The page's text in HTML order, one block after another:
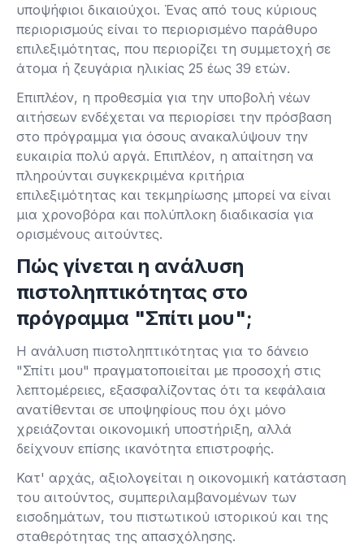
υποψήφιοι δικαιούχοι. Ένας από τους κύριους
περιορισμούς είναι το περιορισμένο παράθυρο
επιλεξιμότητας, που περιορίζει τη συμμετοχή σε
άτομα ή ζευγάρια ηλικίας 25 έως 39 ετών.
Επιπλέον, η προθεσμία για την υποβολή νέων
αιτήσεων ενδέχεται να περιορίσει την πρόσβαση
στο πρόγραμμα για όσους ανακαλύψουν την
ευκαιρία πολύ αργά. Επιπλέον, η απαίτηση να
πληρούνται συγκεκριμένα κριτήρια
επιλεξιμότητας και τεκμηρίωσης μπορεί να είναι
μια χρονοβόρα και πολύπλοκη διαδικασία για
ορισμένους αιτούντες.
Πώς γίνεται η ανάλυση
πιστοληπτικότητας στο
πρόγραμμα "Σπίτι μου";
Η ανάλυση πιστοληπτικότητας για το δάνειο
"Σπίτι μου" πραγματοποιείται με προσοχή στις
λεπτομέρειες, εξασφαλίζοντας ότι τα κεφάλαια
ανατίθενται σε υποψηφίους που όχι μόνο
χρειάζονται οικονομική υποστήριξη, αλλά
δείχνουν επίσης ικανότητα επιστροφής.
Κατ' αρχάς, αξιολογείται η οικονομική κατάσταση
του αιτούντος, συμπεριλαμβανομένων των
εισοδημάτων, του πιστωτικού ιστορικού και της
σταθερότητας της απασχόλησης.